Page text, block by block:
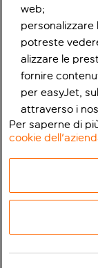
web;
potreste
alizzare le
fornire
per easyJet,
attraverso i
Per saperne di
cookie